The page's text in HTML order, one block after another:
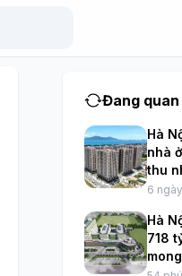
Đang
Hà
nhà
thu
6
Hà
718